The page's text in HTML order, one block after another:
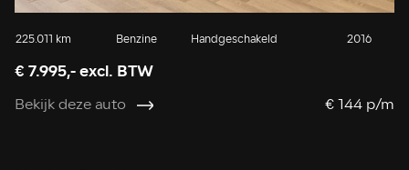
225.011 km Benzine Handgeschakeld 2016
€ 7.995,- excl. BTW
Bekijk deze auto € 144 p/m